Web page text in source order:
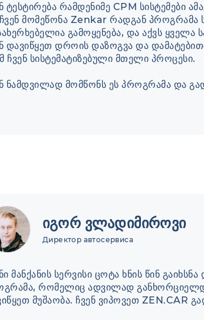
ტესტირება რამდენიმე CPM სისტემები
მომეწონა Zenkar რადგან პროგრამა
გამოყენება, და აქვს ყველა
დავიწყეთ დროის დაზოგვა და
ჩვენ სისტემატიზებული მთელი პროცესი.
იგორ ვლადიმიროვი
Директор автосервиса
მანქანის სერვისი ცოტა ხნის წინ
რომელიც ადვილად
მუშაობა. ჩვენ ვიპოვეთ ZEN.CAR